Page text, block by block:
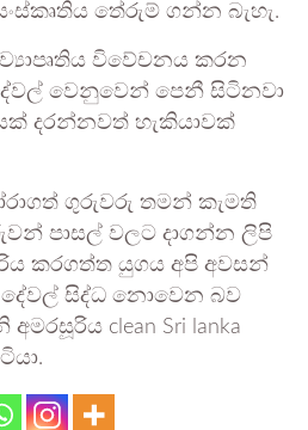
තේරුම් ගන්න බැහැ.
විවේචනය කරන
වෙනුවෙන් පෙනී සිටිනවා
දරන්නවත් හැකියාවක්
ගුරුවරු තමන් කැමති
පාසල් වලට දාගන්න ලිපි
කරගත්ත යුගය අපි අවසන්
දේවල් සිද්ධ නොවෙන බව
අමරසූරිය clean Sri lanka